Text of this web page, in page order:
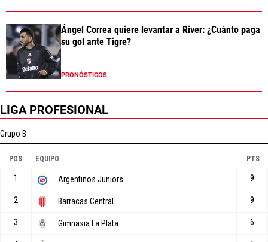
Ángel Correa quiere levantar a River: ¿Cuánto paga
su gol ante Tigre?
PRONÓSTICOS
LIGA PROFESIONAL